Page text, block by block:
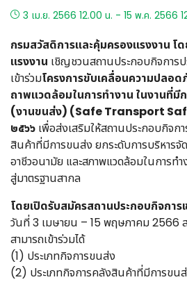
3 เม.ย. 2566 12.00 น. - 15 พ.ค. 2566
กรมสวัสดิการและคุ้มครองแรงงาน
แรงงาน เชิญชวนสถานประกอบกิจการ
เข้าร่วมโครงการขับเคลื่อนความปลอ
ถาพแวดล้อมในการทำงาน ในงานที่มี
(งานขนส่ง) (Safe Transport
๒๕๖๖ เพื่อส่งเสริมให้สถานประกอบกิจก
สินค้าที่มีการขนส่ง ยกระดับการบริหารจั
อาชีวอนามัย และสภาพแวดล้อมในการทำ
สู่มาตรฐานสากล
โดยเปิดรับสมัครสถานประกอบกิจการ
วันที่ 3 เมษายน – 15 พฤษภาคม 2566
สามารถเข้าร่วมได้
(1) ประเภทกิจการขนส่ง
(2) ประเภทกิจการคลังสินค้าที่มีการขน